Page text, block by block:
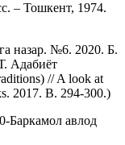
– Тошкент, 1974.
назар. №6. 2020. Б.
Адабиёт
// A look at
2017. B. 294-300.)
Баркамол авлод